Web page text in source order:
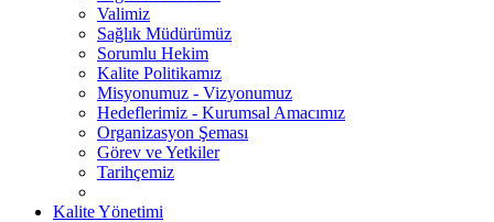
Valimiz
Sağlık Müdürümüz
Sorumlu Hekim
Kalite Politikamız
Misyonumuz - Vizyonumuz
Hedeflerimiz - Kurumsal Amacımız
Organizasyon Şeması
Görev ve Yetkiler
Tarihçemiz
Kalite Yönetimi